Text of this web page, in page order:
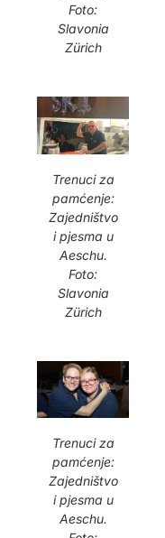
Foto:
Slavonia
Zürich
Trenuci za
pamćenje:
Zajedništvo
i pjesma u
Aeschu.
Foto:
Slavonia
Zürich
Trenuci za
pamćenje:
Zajedništvo
i pjesma u
Aeschu.